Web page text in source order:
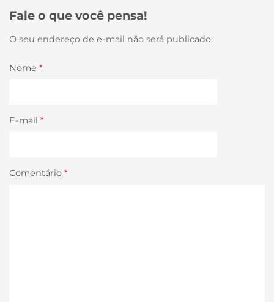
Fale o que você pensa!
O seu endereço de e-mail não será publicado.
Nome *
E-mail *
Comentário *